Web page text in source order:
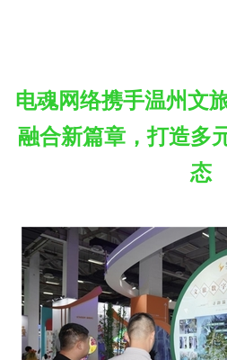
电魂网络携手温州文
融合新篇章，打造多
态